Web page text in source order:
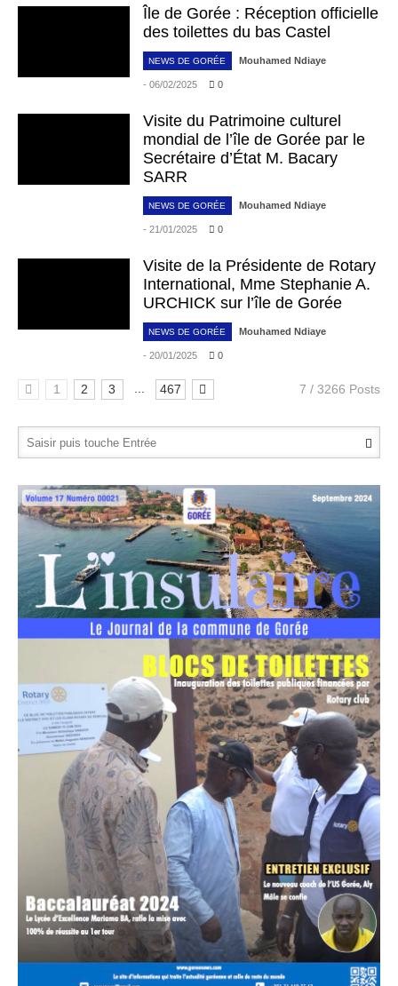
Île de Gorée : Réception officielle
des toilettes du bas Castel
NEWS DE GORÉE Mouhamed Ndiaye
- 06/02/2025 0
Visite du Patrimoine culturel
mondial de l’île de Gorée par le
Secrétaire d’État M. Bacary
SARR
NEWS DE GORÉE Mouhamed Ndiaye
- 21/01/2025 0
Visite de la Présidente de Rotary
International, Mme Stephanie A.
URCHICK sur l’île de Gorée
NEWS DE GORÉE Mouhamed Ndiaye
- 20/01/2025 0
1 2 3 ... 467 7 / 3266 Posts